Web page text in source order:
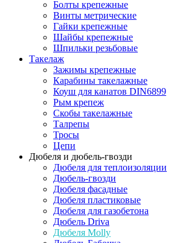
Болты крепежные
Винты метрические
Гайки крепежные
Шайбы крепежные
Шпильки резьбовые
Такелаж
Зажимы крепежные
Карабины такелажные
Коуш для канатов DIN6899
Рым крепеж
Скобы такелажные
Талрепы
Тросы
Цепи
Дюбеля и дюбель-гвозди
Дюбеля для теплоизоляции
Дюбель-гвозди
Дюбеля фасадные
Дюбеля пластиковые
Дюбеля для газобетона
Дюбель Driva
Дюбеля Molly